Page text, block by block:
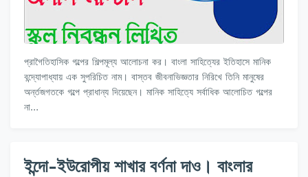
প্রাগৈতিহাসিক গল্পের শিল্পমূল্য আলোচনা কর। বাংলা সাহিত্যের ইতিহাসে মানিক
বন্দ্যোপাধ্যায় এক সুপরিচিত নাম। বাস্তব জীবনাভিজ্ঞতার নিরিখে তিনি মানুষের
অর্ন্তজগতকে গল্পে প্রাধান্য দিয়েছেন। মানিক সাহিত্যে সর্বাধিক আলোচিত গল্পের
না…
ইন্দো-ইউরোপীয় শাখার বর্ণনা দাও। বাংলার